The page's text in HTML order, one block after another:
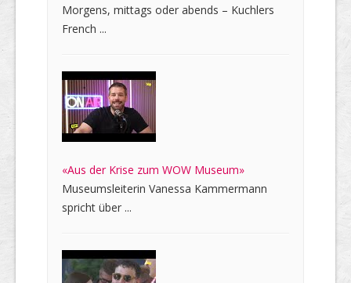
Morgens, mittags oder abends – Kuchlers
French ...
«Aus der Krise zum WOW Museum»
Museumsleiterin Vanessa Kammermann
spricht über ...